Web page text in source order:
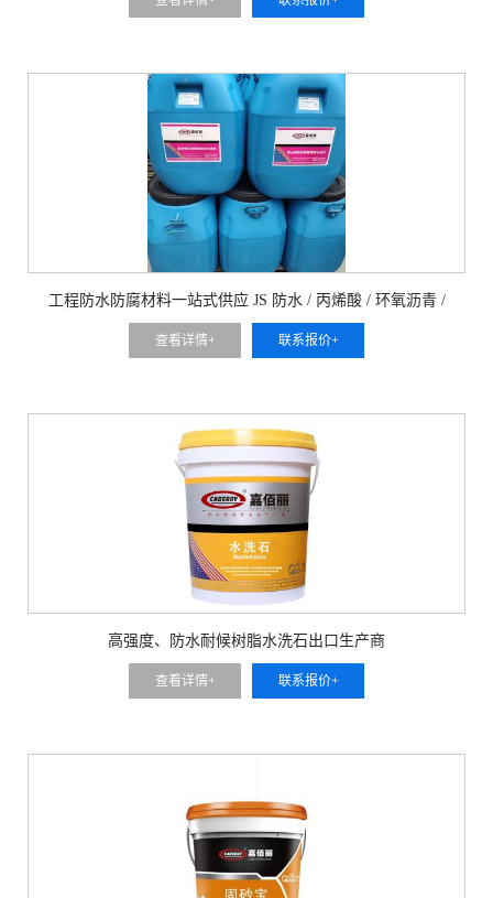
工程防水防腐材料一站式供应 JS 防水 / 丙烯酸 / 环氧沥青 /
LEAC 加筋防水
查看详情+ 联系报价+
高强度、防水耐候树脂水洗石出口生产商
查看详情+ 联系报价+